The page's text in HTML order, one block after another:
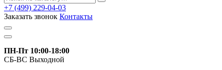
+7 (499) 229-04-03
Заказать звонок Контакты
ПН-Пт 10:00-18:00
СБ-ВС Выходной